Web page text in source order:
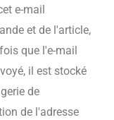
e-mail
et de l'article,
que l'e-mail
il est stocké
de
de l'adresse